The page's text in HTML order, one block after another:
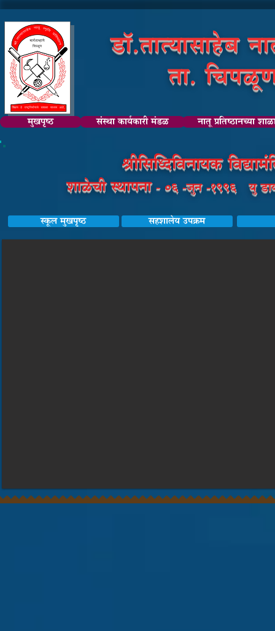
डॉ.तात्यासाहेब
ता.
मुखपृष्ठ नातू प्रतिष्ठानच्या
संस्था कार्यकारी मंडळ
श्रीसिध्दिविनायक
शाळेची स्थापना- 06 -जुन -1996 यु
स्कूल मुखपृष्ठ सहशालेय उपक्रम